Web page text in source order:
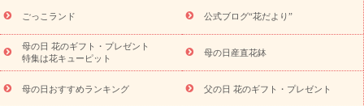
ら探す
お祝いの花特集 当日配達特急便 お祝い商品一覧
念日
結婚祝い 出産祝い 退院祝い・快気祝い
寿祝い
プチギフト ペットのお祝いフラワー
供え・お悔やみ商品一覧
お供え・お悔やみの花
四十九日法要以
ごっこランド 公式ブログ“花だより”
母の日 花のギフト・プレゼント
特集は花キューピット
母の日産直花鉢
母の日おすすめランキング 父の日 花のギフト・プレゼント